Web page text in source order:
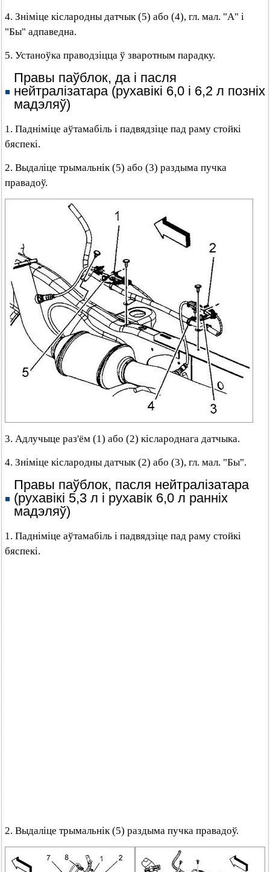
4. Зніміце кіслародны датчык (5) або (4), гл. мал. "А" і
"Бы" адпаведна.
5. Устаноўка праводзіцца ў зваротным парадку.
Правы паўблок, да і пасля
нейтралізатара (рухавікі 6,0 і 6,2 л позніх
мадэляў)
1. Падніміце аўтамабіль і падвядзіце пад раму стойкі
бяспекі.
2. Выдаліце трымальнік (5) або (3) раздыма пучка
правадоў.
3. Адлучыце раз'ём (1) або (2) кіслароднага датчыка.
4. Зніміце кіслародны датчык (2) або (3), гл. мал. "Бы".
Правы паўблок, пасля нейтралізатара
(рухавікі 5,3 л і рухавік 6,0 л ранніх
мадэляў)
1. Падніміце аўтамабіль і падвядзіце пад раму стойкі
бяспекі.
2. Выдаліце трымальнік (5) раздыма пучка правадоў.